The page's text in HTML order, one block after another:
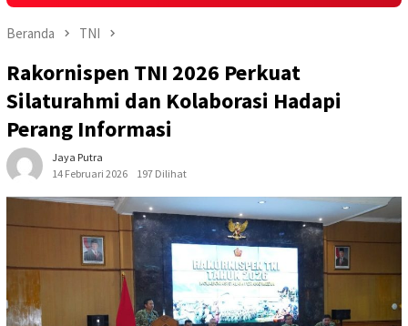
Beranda TNI
Rakornispen TNI 2026 Perkuat
Silaturahmi dan Kolaborasi Hadapi
Perang Informasi
Jaya Putra
14 Februari 2026
197 Dilihat